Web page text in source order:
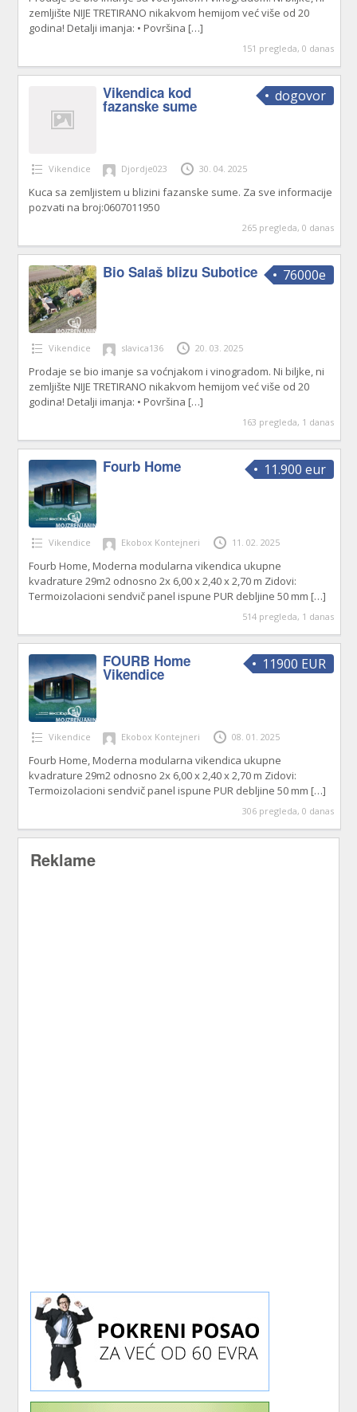
zemljište NIJE TRETIRANO nikakvom hemijom već više od 20
godina! Detalji imanja: • Površina […]
151 pregleda, 0 danas
dogovor
Vikendica kod
fazanske sume
Vikendice Djordje023 30. 04. 2025
Kuca sa zemljistem u blizini fazanske sume. Za sve informacije
pozvati na broj:0607011950
265 pregleda, 0 danas
76000e
Bio Salaš blizu Subotice
Vikendice slavica136 20. 03. 2025
Prodaje se bio imanje sa voćnjakom i vinogradom. Ni biljke, ni
zemljište NIJE TRETIRANO nikakvom hemijom već više od 20
godina! Detalji imanja: • Površina […]
163 pregleda, 1 danas
11.900 eur
Fourb Home
Vikendice Ekobox Kontejneri 11. 02. 2025
Fourb Home, Moderna modularna vikendica ukupne
kvadrature 29m2 odnosno 2x 6,00 x 2,40 x 2,70 m Zidovi:
Termoizolacioni sendvič panel ispune PUR debljine 50 mm […]
514 pregleda, 1 danas
11900 EUR
FOURB Home
Vikendice
Vikendice Ekobox Kontejneri 08. 01. 2025
Fourb Home, Moderna modularna vikendica ukupne
kvadrature 29m2 odnosno 2x 6,00 x 2,40 x 2,70 m Zidovi:
Termoizolacioni sendvič panel ispune PUR debljine 50 mm […]
306 pregleda, 0 danas
Reklame